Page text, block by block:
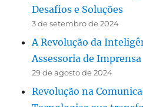
Desafios e Soluções
3 de setembro de 2024
A Revolução da
Assessoria de Imprensa
29 de agosto de 2024
Revolução na